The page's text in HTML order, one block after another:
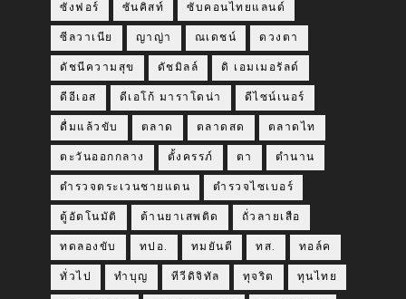
ซังฟอร์ ซันคิสท์ ซับคอนไทยแลนด์
ซีลวาเนีย ญาญ่า ณเดชน์ ดวงตา
ดัชนีความสุข ดัชมิลล์ ดิ เอมเมอรัลด์
ดีอีเอส ดีเอโก้ มาราโดน่า ดีไซน์เนอร์
ดื่มแล้วขับ ตลาด ตลาดสด ตลาดไท
ตะวันออกกลาง ตั้งครรภ์ ตา ตำนาน
ตำรวจตระเวนชายแดน ตำรวจไซเบอร์
ตู้อัตโนมัติ ต้านยาเสพติด ถั่วลายเสือ
ทดลองขับ ทปอ. ทมยันตี ทส. ทอล์ค
ทั่วไป ทำบุญ ทีวีดิจิทัล ทุจริต ทุนไทย